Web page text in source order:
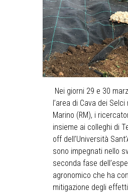
Nei giorni 29 e 30
l’area di Cava dei
Marino (RM), i
insieme ai colleghi di
off dell’Università
sono impegnati nello
seconda fase
agronomico che ha
mitigazione degli